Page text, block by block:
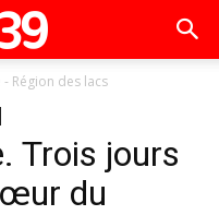
Région des lacs
Trois jours
du